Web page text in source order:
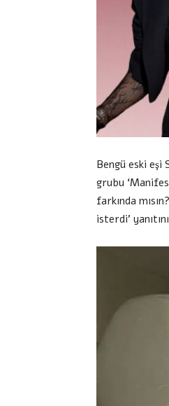
Bengü eski eşi
grubu
farkında
isterdi’